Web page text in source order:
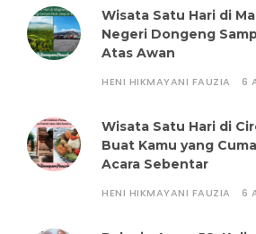
Wisata Satu Hari di
Negeri Dongeng
Atas Awan
HENI HIKMAYANI FAUZIA 6
Wisata Satu Hari di
Buat Kamu yang
Acara Sebentar
HENI HIKMAYANI FAUZIA 6